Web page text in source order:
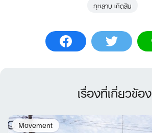
กุหลาบ เกิดสิน
เรื่องที่เกี่ยวข้อง
Movement